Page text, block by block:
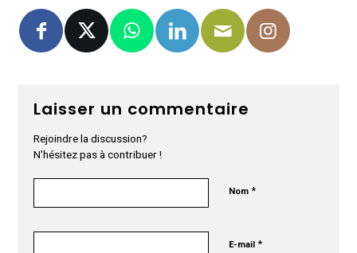
Laisser un commentaire
Rejoindre la discussion?
N’hésitez pas à contribuer !
Nom*
E-mail*